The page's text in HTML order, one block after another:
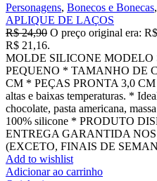
Personagens, Bonecos e Bonecas,
APLIQUE DE LAÇOS
R$24,90 O preço original era:
R$ 21,16.
MOLDE SILICONE
PEQUENO * TAMANHO DE
CM * PEÇAS PRONTA 3,0 CM
altas e baixas temperaturas. *
chocolate, pasta americana,
100% silicone * PRODUTO
ENTREGA GARANTIDA
(EXCETO, FINAIS DE
Add to wishlist
Adicionar ao carrinho